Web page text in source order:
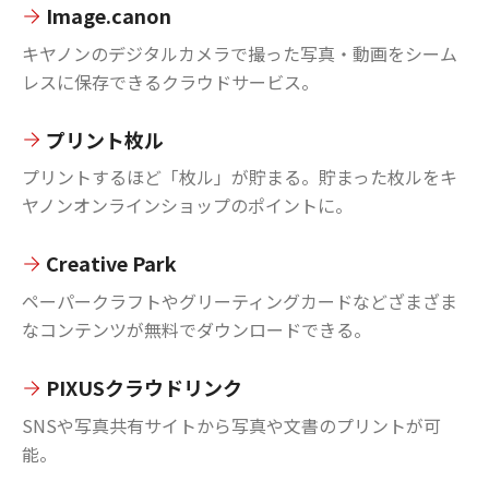
Image.canon
キヤノンのデジタルカメラで撮った写真・動画をシーム
レスに保存できるクラウドサービス。
プリント枚ル
プリントするほど「枚ル」が貯まる。貯まった枚ルをキ
ヤノンオンラインショップのポイントに。
Creative Park
ペーパークラフトやグリーティングカードなどざまざま
なコンテンツが無料でダウンロードできる。
PIXUSクラウドリンク
SNSや写真共有サイトから写真や文書のプリントが可
能。